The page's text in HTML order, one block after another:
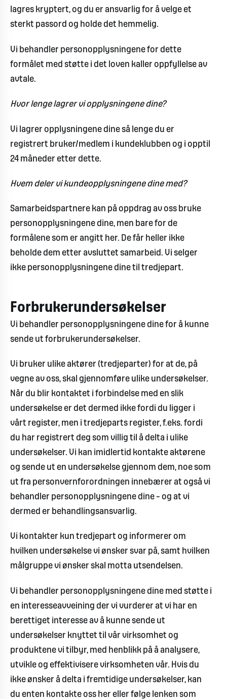
lagres kryptert, og du er ansvarlig for å velge et
sterkt passord og holde det hemmelig.
Vi behandler personopplysningene for dette
formålet med støtte i det loven kaller oppfyllelse av
avtale.
Hvor lenge lagrer vi opplysningene dine?
Vi lagrer opplysningene dine så lenge du er
registrert bruker/medlem i kundeklubben og i opptil
24 måneder etter dette.
Hvem deler vi kundeopplysningene dine med?
Samarbeidspartnere kan på oppdrag av oss bruke
personopplysningene dine, men bare for de
formålene som er angitt her. De får heller ikke
beholde dem etter avsluttet samarbeid. Vi selger
ikke personopplysningene dine til tredjepart.
Forbrukerundersøkelser
Vi behandler personopplysningene dine for å kunne
sende ut forbrukerundersøkelser.
Vi bruker ulike aktører (tredjeparter) for at de, på
vegne av oss, skal gjennomføre ulike undersøkelser.
Når du blir kontaktet i forbindelse med en slik
undersøkelse er det dermed ikke fordi du ligger i
vårt register, men i tredjeparts register, f.eks. fordi
du har registrert deg som villig til å delta i ulike
undersøkelser. Vi kan imidlertid kontakte aktørene
og sende ut en undersøkelse gjennom dem, noe som
ut fra personvernforordningen innebærer at også vi
behandler personopplysningene dine – og at vi
dermed er behandlingsansvarlig.
Vi kontakter kun tredjepart og informerer om
hvilken undersøkelse vi ønsker svar på, samt hvilken
målgruppe vi ønsker skal motta utsendelsen.
Vi behandler personopplysningene dine med støtte i
en interesseavveining der vi vurderer at vi har en
berettiget interesse av å kunne sende ut
undersøkelser knyttet til vår virksomhet og
produktene vi tilbyr, med henblikk på å analysere,
utvikle og effektivisere virksomheten vår. Hvis du
ikke ønsker å delta i fremtidige undersøkelser, kan
du enten kontakte oss her eller følge lenken som